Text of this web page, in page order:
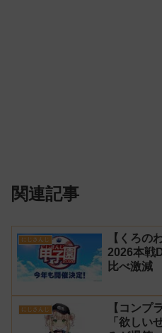
関連記事
にじさんじ
【くろの
2026本戦
比べ激減
にじさんじ
【コンプ
「欲しい